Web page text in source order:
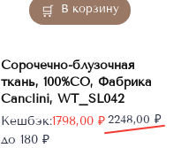
В корзину
Сорочечно-блузочная
ткань, 100%CO, Фабрика
Canclini, WT_SL042
2248,00 ₽
Первоначальная
цена
1798,00 ₽
Текущая
цена:
Кешбэк:
до 180 ₽